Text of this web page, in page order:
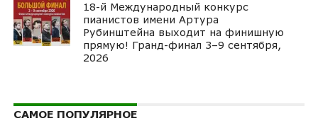
18-й Международный конкурс
пианистов имени Артура
Рубинштейна выходит на финишную
прямую! Гранд-финал 3–9 сентября,
2026
САМОЕ ПОПУЛЯРНОЕ